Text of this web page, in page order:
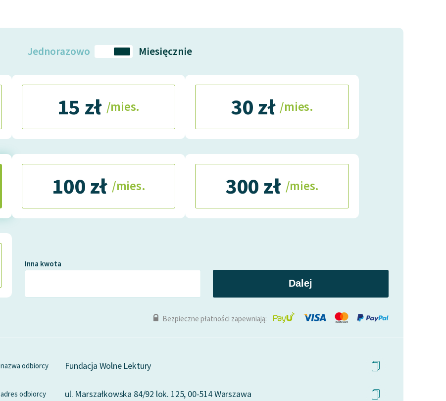
Jednorazowo Miesięcznie
15 zł /mies. 30 zł /mies.
100 zł /mies. 300 zł /mies.
Inna kwota
Dalej
Bezpieczne płatności zapewniają:
nazwa odbiorcy Fundacja Wolne Lektury
adres odbiorcy ul. Marszałkowska 84/92 lok. 125, 00-514 Warszawa